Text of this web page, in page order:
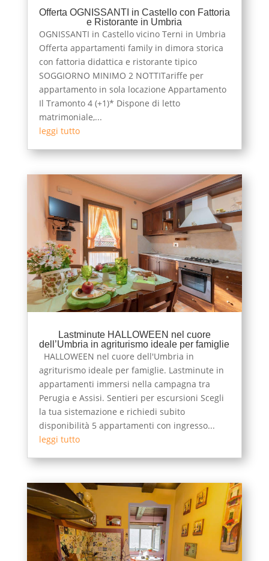
Offerta OGNISSANTI in Castello con Fattoria
e Ristorante in Umbria
OGNISSANTI in Castello vicino Terni in Umbria
Offerta appartamenti family in dimora storica
con fattoria didattica e ristorante tipico
SOGGIORNO MINIMO 2 NOTTITariffe per
appartamento in sola locazione Appartamento
Il Tramonto 4 (+1)* Dispone di letto
matrimoniale,...
leggi tutto
Lastminute HALLOWEEN nel cuore
dell’Umbria in agriturismo ideale per famiglie
HALLOWEEN nel cuore dell'Umbria in
agriturismo ideale per famiglie. Lastminute in
appartamenti immersi nella campagna tra
Perugia e Assisi. Sentieri per escursioni Scegli
la tua sistemazione e richiedi subito
disponibilità 5 appartamenti con ingresso...
leggi tutto